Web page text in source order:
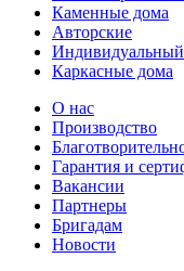
Каменные дома
Авторские
Индивидуальный
Каркасные дома
О нас
Производство
Гарантия и
Вакансии
Партнеры
Бригадам
Новости